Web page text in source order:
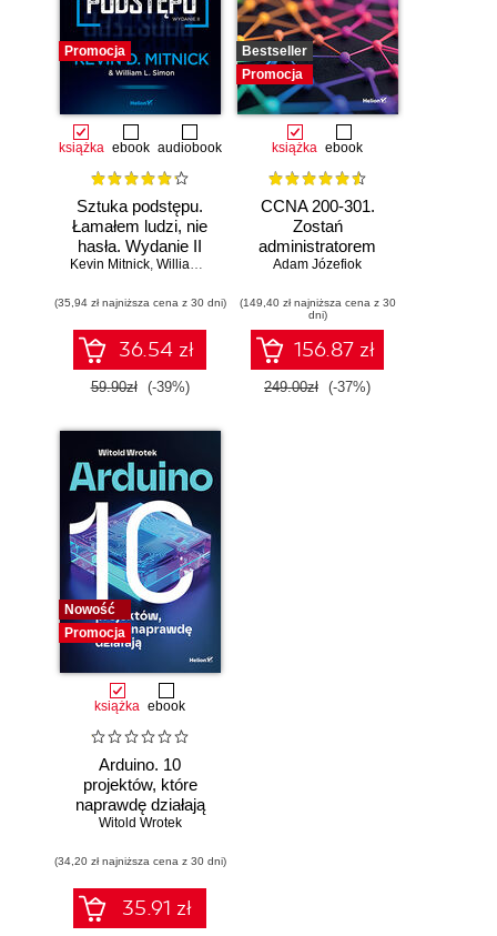
Promocja
książka ebook audiobook
Sztuka podstępu.
Łamałem ludzi, nie
hasła. Wydanie II
Kevin Mitnick, William L. Simon
(35,94 zł najniższa cena z 30 dni)
36.54 zł
59.90zł (-39%)
Bestseller
Promocja
książka ebook
CCNA 200-301.
Zostań
administratorem
sieci
Cisco. Wydanie II
Adam Józefiok
(149,40 zł najniższa cena z 30
dni)
156.87 zł
249.00zł (-37%)
Nowość
Promocja
książka ebook
Arduino. 10
projektów, które
naprawdę działają
Witold Wrotek
(34,20 zł najniższa cena z 30 dni)
35.91 zł